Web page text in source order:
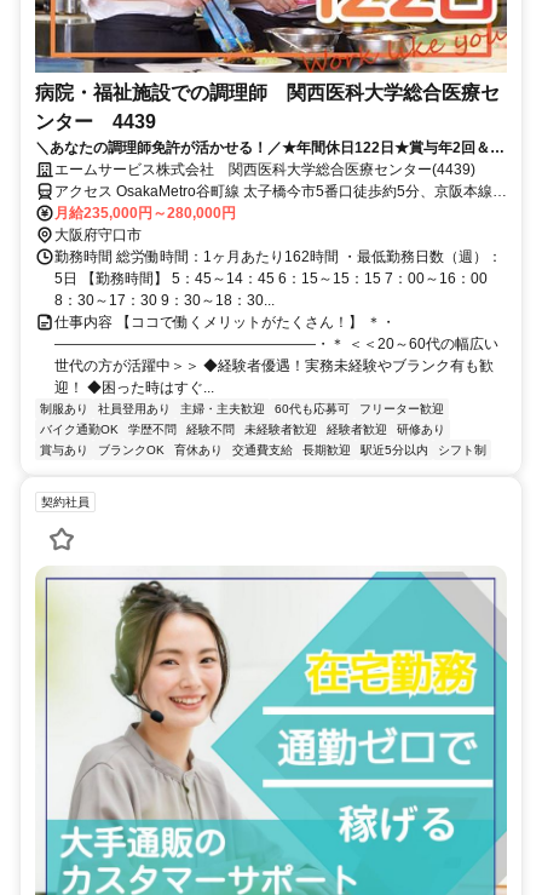
病院・福祉施設での調理師 関西医科大学総合医療セ
ンター 4439
＼あなたの調理師免許が活かせる！／★年間休日122日★賞与年2回＆正
社員登用有★待遇充実の大手企業◎
エームサービス株式会社 関西医科大学総合医療センター(4439)
アクセス OsakaMetro谷町線 太子橋今市5番口徒歩約5分、京阪本線
土居（大阪府）徒歩約7分、京阪本線 千林徒歩約7分 ※住所から自動
設定しているため、MAPの位置がずれている場合がございます
月給235,000円～280,000円
大阪府守口市
勤務時間 総労働時間：1ヶ月あたり162時間 ・最低勤務日数（週）：
5日 【勤務時間】 5：45～14：45 6：15～15：15 7：00～16：00
8：30～17：30 9：30～18：30...
仕事内容 【ココで働くメリットがたくさん！】 ＊・
――――――――――――――――――・＊ ＜＜20～60代の幅広い
世代の方が活躍中＞＞ ◆経験者優遇！実務未経験やブランク有も歓
迎！ ◆困った時はすぐ...
制服あり 社員登用あり 主婦・主夫歓迎 60代も応募可
フリーター歓迎
バイク通勤OK
学歴不問 経験不問 未経験者歓迎 経験者歓迎
研修あり
賞与あり
ブランクOK 育休あり 交通費支給 長期歓迎 駅近5分以内 シフト制
契約社員